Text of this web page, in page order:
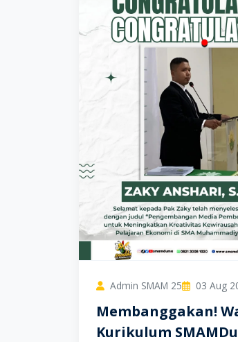
Admin SMAM 25 03 Aug
Membanggakan!
Kurikulum